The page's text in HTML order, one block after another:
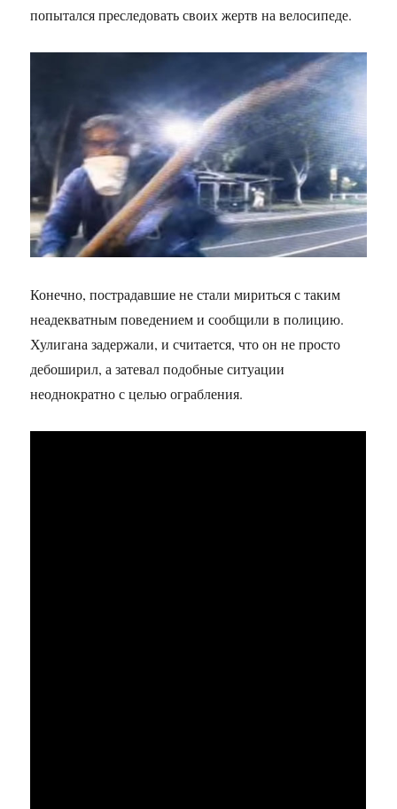
попытался преследовать своих жертв на велосипеде.
Конечно, пострадавшие не стали мириться с таким
неадекватным поведением и сообщили в полицию.
Хулигана задержали, и считается, что он не просто
дебоширил, а затевал подобные ситуации
неоднократно с целью ограбления.